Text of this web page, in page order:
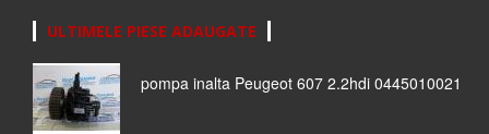
ULTIMELE PIESE ADAUGATE
pompa inalta Peugeot 607 2.2hdi 0445010021